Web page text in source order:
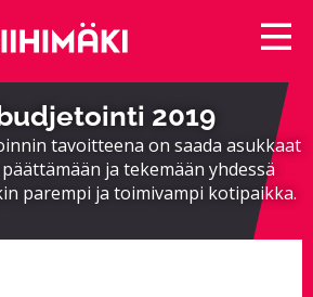
2019
tavoitteena on saada asukkaat
ja tekemään yhdessä
parempi ja toimivampi kotipaikka.